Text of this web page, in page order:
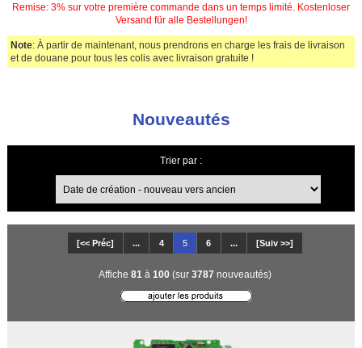
Remise: 3% sur votre première commande dans un temps limité. Kostenloser
Versand für alle Bestellungen!
Note: À partir de maintenant, nous prendrons en charge les frais de livraison
et de douane pour tous les colis avec livraison gratuite !
Nouveautés
Trier par :
[<< Préc] ... 4 5 6 ... [Suiv >>]
Affiche 81 à 100 (sur 3787 nouveautés)